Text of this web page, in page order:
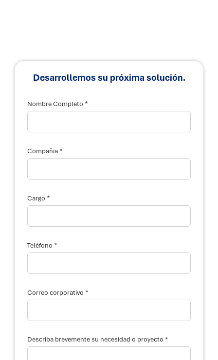
Desarrollemos su próxima solución.
Nombre Completo *
Compañia *
Cargo *
a
r
p
o
y
t
o
Teléfono *
Correo corporativo *
Describa brevemente su necesidad o proyecto *